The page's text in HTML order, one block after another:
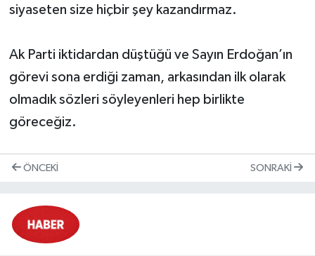
siyaseten size hiçbir şey kazandırmaz.
Ak Parti iktidardan düştüğü ve Sayın Erdoğan’ın
görevi sona erdiği zaman, arkasından ilk olarak
olmadık sözleri söyleyenleri hep birlikte
göreceğiz.
ÖNCEKI SONRAKI